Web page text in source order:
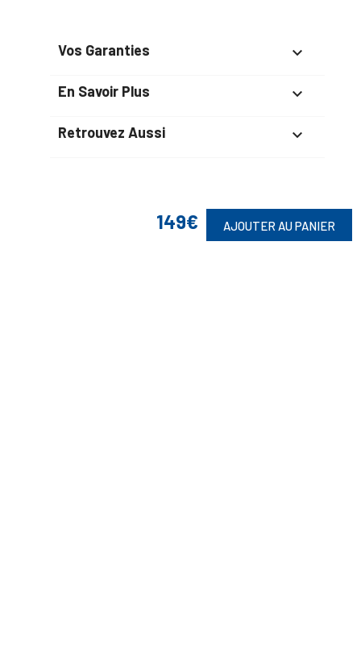
149€ AJOUTER AU PANIER
Vos Garanties 
En Savoir Plus 
Retrouvez Aussi 
Suivez-Nous